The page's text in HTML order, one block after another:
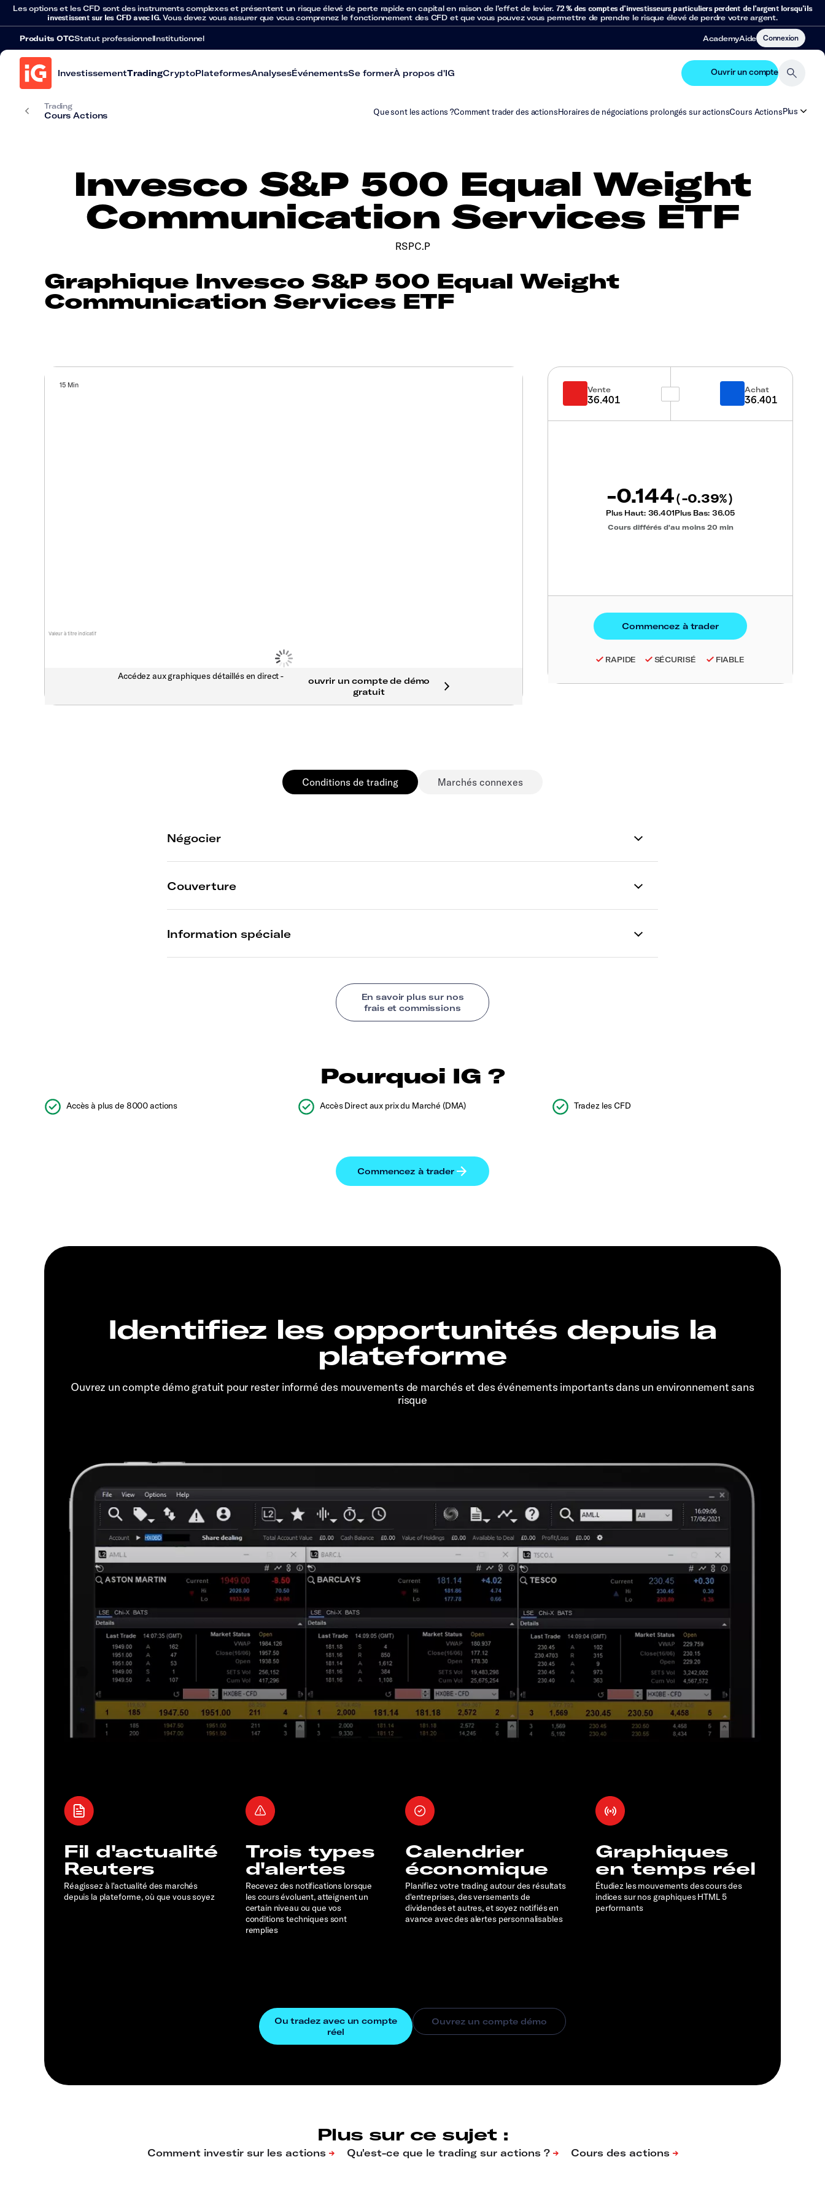
Les options et les CFD sont des instruments complexes et présentent un risque élevé de perte rapide en capital en raison de l’effet de levier. 72 % des comptes d’investisseurs particuliers perdent de l’argent lorsqu’ils
investissent sur les CFD avec IG. Vous devez vous assurer que vous comprenez le fonctionnement des CFD et que vous pouvez vous permettre de prendre le risque élevé de perdre votre argent.
Produits OTCStatut professionnelInstitutionnel AcademyAide Connexion
InvestissementTradingCryptoPlateformesAnalysesÉvénementsSe formerÀ propos d'IG Ouvrir un compte
Trading
Cours Actions Que sont les actions ?Comment trader des actionsHoraires de négociations prolongés sur actionsCours ActionsPlus
Invesco S&P 500 Equal Weight
Communication Services ETF
RSPC.P
Graphique Invesco S&P 500 Equal Weight
Communication Services ETF
Valeur à titre indicatif
15 Min
Accédez aux graphiques détaillés en direct -
Vente
36.401
Achat
36.401
-0.144(-0.39%)
Plus Haut: 36.401Plus Bas: 36.05
Cours différés d'au moins 20 min
RAPIDE SÉCURISÉ FIABLE
Conditions de trading Marchés connexes
Pourquoi IG ?
Accès à plus de 8000 actions Accès Direct aux prix du Marché (DMA) Tradez les CFD
Identifiez les opportunités depuis la
plateforme
Ouvrez un compte démo gratuit pour rester informé des mouvements de marchés et des événements importants dans un environnement sans
risque
Fil d'actualité
Reuters
Réagissez à l'actualité des marchés
depuis la plateforme, où que vous soyez
Trois types
d'alertes
Recevez des notifications lorsque
les cours évoluent, atteignent un
certain niveau ou que vos
conditions techniques sont
remplies
Calendrier
économique
Planifiez votre trading autour des résultats
d'entreprises, des versements de
dividendes et autres, et soyez notifiés en
avance avec des alertes personnalisables
Graphiques
en temps réel
Étudiez les mouvements des cours des
indices sur nos graphiques HTML 5
performants
Plus sur ce sujet :